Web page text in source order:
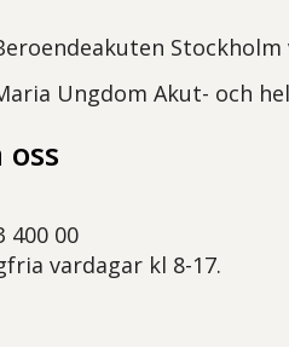
Stockholm
Ungdom Akut- och
400 00
vardagar kl 8-17.